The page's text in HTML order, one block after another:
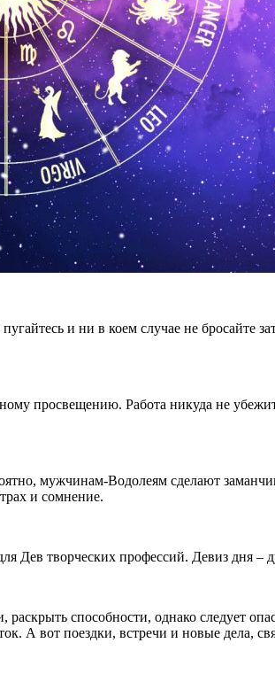
и ни в коем случае не бросайте
просвещению. Работа никуда не
мужчинам-Водолеям сделают
и сомнение.
Дев творческих профессий. Девиз дня –
раскрыть способности, однако следует
А вот поездки, встречи и новые дела,